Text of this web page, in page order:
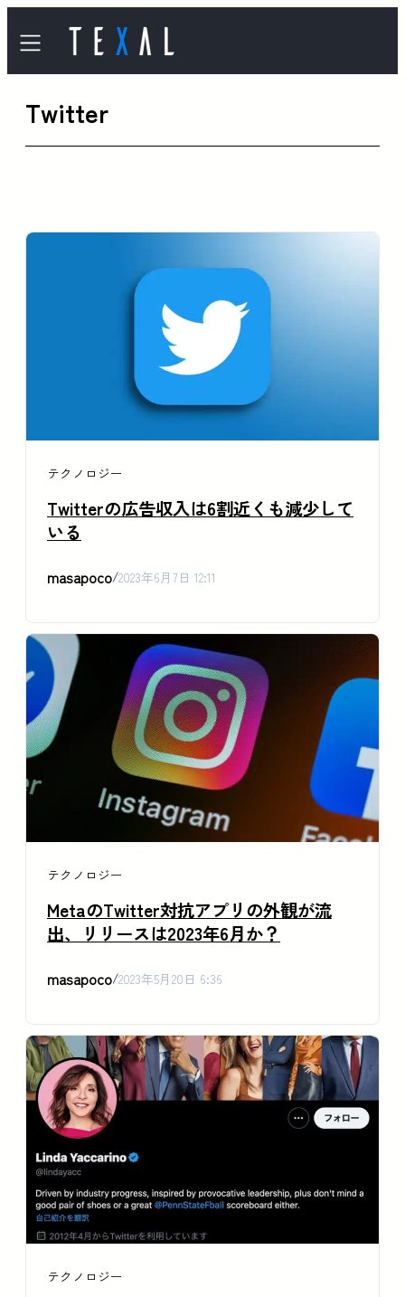
容
を
Twitter
テクノロジー
Twitterの広告収入は6割近くも減少して
いる
masapoco/2023年6月7日 12:11
テクノロジー
MetaのTwitter対抗アプリの外観が流
出、リリースは2023年6月か？
masapoco/2023年5月20日 6:36
テクノロジー